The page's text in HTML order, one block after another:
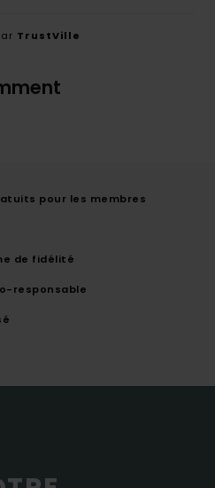
TrustVille
pour les membres
de fidélité
responsable